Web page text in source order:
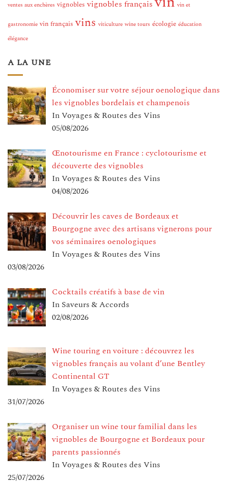
ventes aux enchères vignobles vignobles français vin et
gastronomie vin français vins viticulture wine tours écologie éducation
élégance
A LA UNE
Économiser sur votre séjour oenologique dans
les vignobles bordelais et champenois
In Voyages & Routes des Vins
05/08/2026
Œnotourisme en France : cyclotourisme et
découverte des vignobles
In Voyages & Routes des Vins
04/08/2026
Découvrir les caves de Bordeaux et
Bourgogne avec des artisans vignerons pour
vos séminaires oenologiques
In Voyages & Routes des Vins
03/08/2026
Cocktails créatifs à base de vin
In Saveurs & Accords
02/08/2026
Wine touring en voiture : découvrez les
vignobles français au volant d’une Bentley
Continental GT
In Voyages & Routes des Vins
31/07/2026
Organiser un wine tour familial dans les
vignobles de Bourgogne et Bordeaux pour
parents passionnés
In Voyages & Routes des Vins
25/07/2026